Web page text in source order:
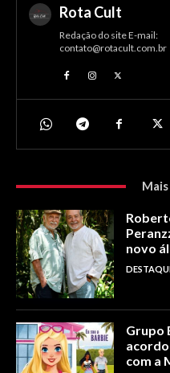
Rota Cult
Redação do site E-mail:
contato@rotacult.com.br
novo
Grupo
com a